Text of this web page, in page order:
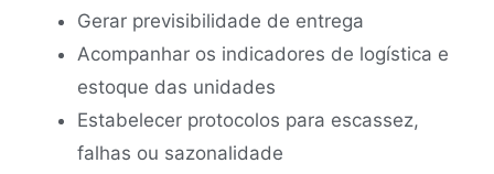
Gerar previsibilidade de entrega
Acompanhar os indicadores de logística e
estoque das unidades
Estabelecer protocolos para escassez,
falhas ou sazonalidade